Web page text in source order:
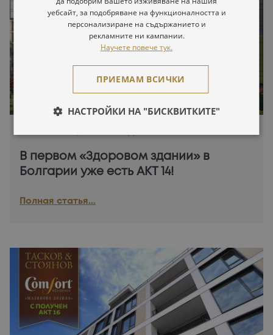
В первом «Здоровом здании» в
Болгарии уже есть АКТ 14!
Полная статья...
уебсайт, за подобряване на функционалността и
персонализиране на съдържанието и
рекламните ни кампании.
Научете повече тук.
ПРИЕМАМ ВСИЧКИ
НАСТРОЙКИ НА "БИСКВИТКИТЕ"